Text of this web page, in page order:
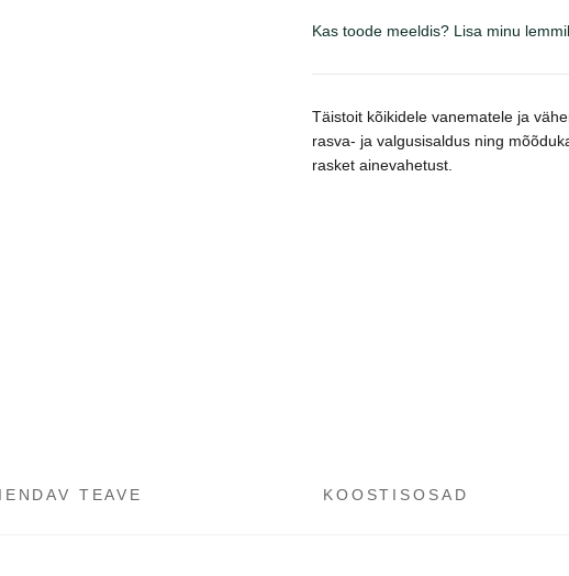
šunims
kogus
Kas toode meeldis? Lisa minu
Täistoit kõikidele vanematele ja
rasva- ja valgusisaldus ning
rasket ainevahetust.
TEAVE KOOSTISOSAD